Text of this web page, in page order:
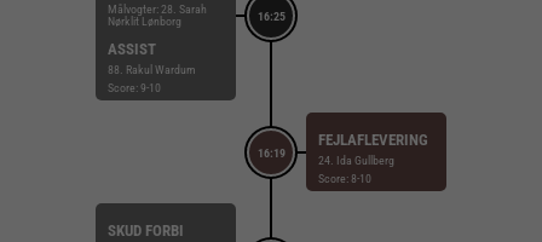
16:25
Målvogter: 28. Sarah
Nørklit Lønborg
ASSIST
88. Rakul Wardum
Score: 9-10
16:19
FEJLAFLEVERING
24. Ida Gullberg
Score: 8-10
SKUD FORBI